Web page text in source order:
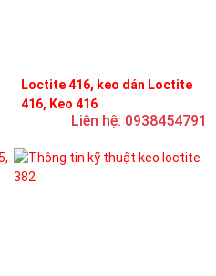
Loctite 416, keo dán Loctite
416, Keo 416
Liên hệ: 0938454791